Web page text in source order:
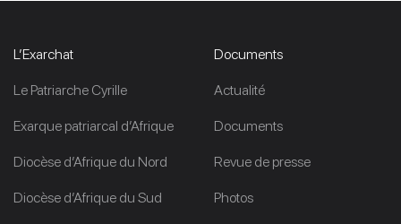
L’Exarchat
Le Patriarche Cyrille
Exarque patriarcal d’Afrique
Diocèse d’Afrique du Nord
Diocèse d’Afrique du Sud
Documents
Actualité
Documents
Revue de presse
Photos